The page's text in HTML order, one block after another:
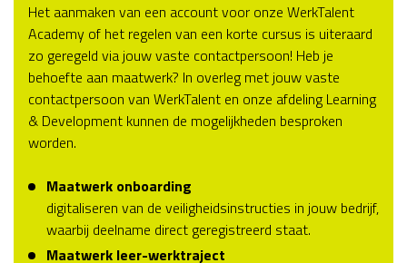
Het aanmaken van een account voor onze WerkTalent
Academy of het regelen van een korte cursus is uiteraard
zo geregeld via jouw vaste contactpersoon! Heb je
behoefte aan maatwerk? In overleg met jouw vaste
contactpersoon van WerkTalent en onze afdeling Learning
& Development kunnen de mogelijkheden besproken
worden.
Maatwerk onboarding
digitaliseren van de veiligheidsinstructies in jouw bedrijf,
waarbij deelname direct geregistreerd staat.
Maatwerk leer-werktraject